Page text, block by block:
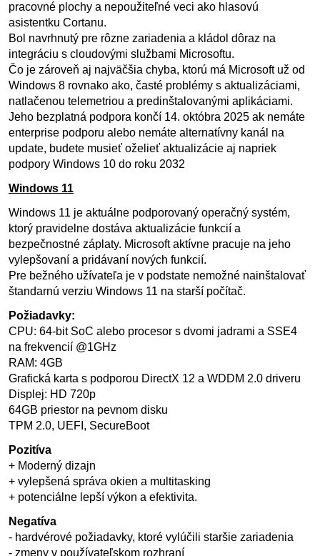
pracovné plochy a nepoužiteľné veci ako hlasovú
asistentku Cortanu.
Bol navrhnutý pre rôzne zariadenia a kládol dôraz na
integráciu s cloudovými službami Microsoftu.
Čo je zároveň aj najväčšia chyba, ktorú má Microsoft už od
Windows 8 rovnako ako, časté problémy s aktualizáciami,
natlačenou telemetriou a predinštalovanými aplikáciami.
Jeho bezplatná podpora končí 14. októbra 2025 ak nemáte
enterprise podporu alebo nemáte alternatívny kanál na
update, budete musieť oželieť aktualizácie aj napriek
podpory Windows 10 do roku 2032
Windows 11
Windows 11 je aktuálne podporovaný operačný systém,
ktorý pravidelne dostáva aktualizácie funkcií a
bezpečnostné záplaty. Microsoft aktívne pracuje na jeho
vylepšovaní a pridávaní nových funkcií.
Pre bežného užívateľa je v podstate nemožné nainštalovať
štandarnú verziu Windows 11 na starší počítač.
Požiadavky:
CPU: 64-bit SoC alebo procesor s dvomi jadrami a SSE4
na frekvencií @1GHz
RAM: 4GB
Grafická karta s podporou DirectX 12 a WDDM 2.0 driveru
Displej: HD 720p
64GB priestor na pevnom disku
TPM 2.0, UEFI, SecureBoot
Pozitíva
+ Moderný dizajn
+ vylepšená správa okien a multitasking
+ potenciálne lepší výkon a efektivita.
Negatíva
- hardvérové požiadavky, ktoré vylúčili staršie zariadenia
- zmeny v používateľskom rozhraní